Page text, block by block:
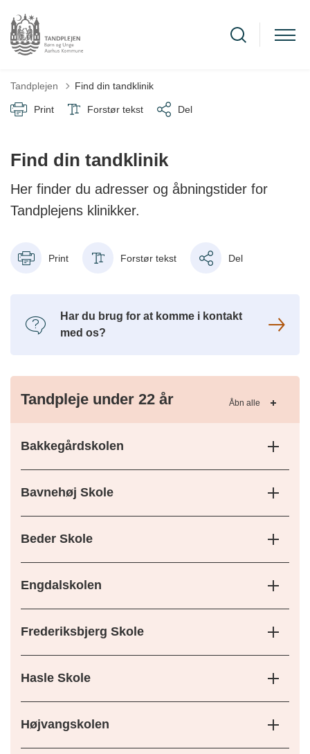
Tandplejen Find din tandklinik
Print Forstør tekst Del
Find din tandklinik
Her finder du adresser og åbningstider for
Tandplejens klinikker.
Print Forstør tekst Del
Har du brug for at komme i kontakt
med os?
Tandpleje under 22 år Åbn alle
Bakkegårdskolen
Bavnehøj Skole
Beder Skole
Engdalskolen
Frederiksbjerg Skole
Hasle Skole
Højvangskolen